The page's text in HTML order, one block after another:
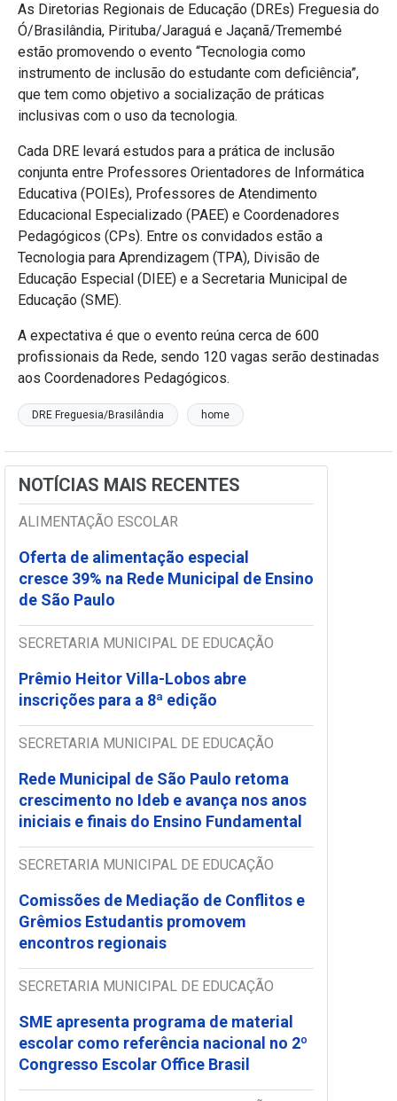
As Diretorias Regionais de Educação (DREs) Freguesia do
Ó/Brasilândia, Pirituba/Jaraguá e Jaçanã/Tremembé
estão promovendo o evento “Tecnologia como
instrumento de inclusão do estudante com deficiência”,
que tem como objetivo a socialização de práticas
inclusivas com o uso da tecnologia.
Cada DRE levará estudos para a prática de inclusão
conjunta entre Professores Orientadores de Informática
Educativa (POIEs), Professores de Atendimento
Educacional Especializado (PAEE) e Coordenadores
Pedagógicos (CPs). Entre os convidados estão a
Tecnologia para Aprendizagem (TPA), Divisão de
Educação Especial (DIEE) e a Secretaria Municipal de
Educação (SME).
A expectativa é que o evento reúna cerca de 600
profissionais da Rede, sendo 120 vagas serão destinadas
aos Coordenadores Pedagógicos.
DRE Freguesia/Brasilândia home
NOTÍCIAS MAIS RECENTES
ALIMENTAÇÃO ESCOLAR
Oferta de alimentação especial
cresce 39% na Rede Municipal de Ensino
de São Paulo
SECRETARIA MUNICIPAL DE EDUCAÇÃO
Prêmio Heitor Villa-Lobos abre
inscrições para a 8ª edição
SECRETARIA MUNICIPAL DE EDUCAÇÃO
Rede Municipal de São Paulo retoma
crescimento no Ideb e avança nos anos
iniciais e finais do Ensino Fundamental
SECRETARIA MUNICIPAL DE EDUCAÇÃO
Comissões de Mediação de Conflitos e
Grêmios Estudantis promovem
encontros regionais
SECRETARIA MUNICIPAL DE EDUCAÇÃO
SME apresenta programa de material
escolar como referência nacional no 2º
Congresso Escolar Office Brasil